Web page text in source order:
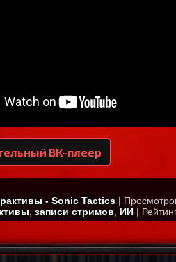
ВК-плеер
- Sonic Tactics |
записи стримов ИИ |